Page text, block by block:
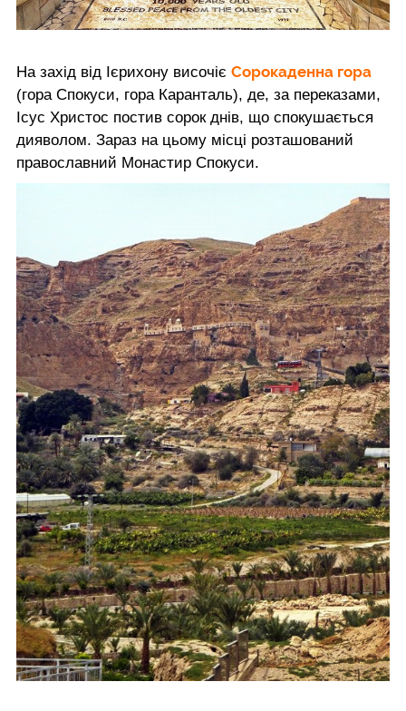
На захід від Ієрихону височіє Сорокаденна гора
(гора Спокуси, гора Каранталь), де, за переказами,
Ісус Христос постив сорок днів, що спокушається
дияволом. Зараз на цьому місці розташований
православний Монастир Спокуси.